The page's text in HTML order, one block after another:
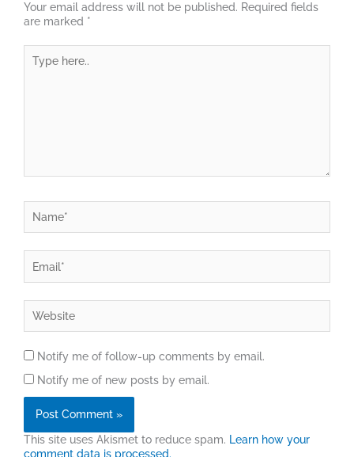
Your email address will not be published. Required fields
are marked *
here..
Notify me of follow-up comments by email.
Notify me of new posts by email.
This site uses Akismet to reduce spam. Learn how your
comment data is processed.